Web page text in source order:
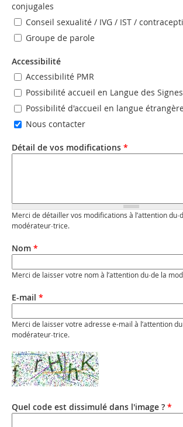
conjugales
Conseil sexualité / IVG / IST /
Groupe de parole
Accessibilité
Accessibilité PMR
Possibilité accueil en Langue des
Possibilité d'accueil en langue
Nous contacter
Détail de vos modifications *
Merci de détailler vos modifications à l’attention
modérateur·trice.
Nom *
Merci de laisser votre nom à l’attention du·de la
E-mail *
Merci de laisser votre adresse e-mail à l’attention
modérateur·trice.
Quel code est dissimulé dans l'image ? *